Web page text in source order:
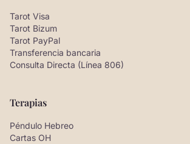
Tarot Visa
Tarot Bizum
Tarot PayPal
Transferencia bancaria
Consulta Directa (Línea 806)
Terapias
Péndulo Hebreo
Cartas OH